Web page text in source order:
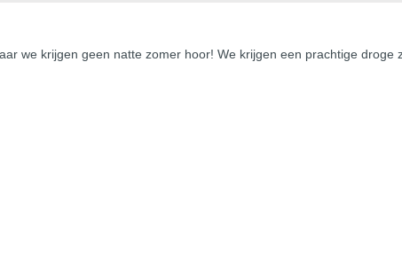
we krijgen geen natte zomer hoor! We krijgen een prachtige droge